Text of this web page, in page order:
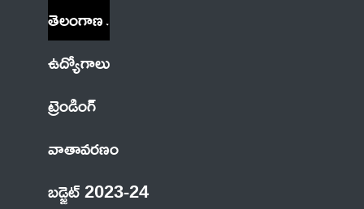
తెలంగాణ
ఉద్యోగాలు
ట్రెండింగ్
వాతావరణం
బడ్జెట్ 2023-24